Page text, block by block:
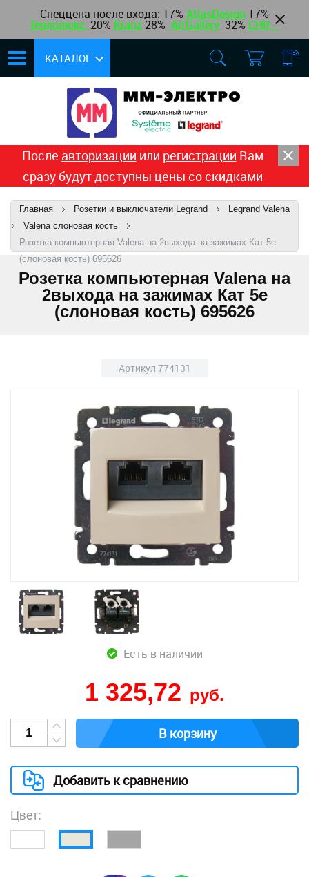
Спеццена после входа: 17% AtlasDesign 17%
Теплолюкс, 20% Kranz 28% ArtGallery 32% CHINT
КАТАЛОГ
После авторизации или регистрации Вам
сразу будут доступны цены со скидками
Главная Розетки и выключатели Legrand
Legrand Valena
Valena cлоновая кость
Розетка компьютерная Valena на 2выхода на зажимах Кат 5е
(слоновая кость) 695626
Розетка компьютерная Valena на
2выхода на зажимах Кат 5е
(слоновая кость) 695626
Артикул 774131
Есть в наличии
1 325,72 руб.
В корзину
Добавить к сравнению
Цвет: